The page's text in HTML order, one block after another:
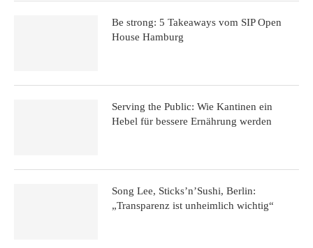
Be strong: 5 Takeaways vom SIP Open
House Hamburg
Serving the Public: Wie Kantinen ein
Hebel für bessere Ernährung werden
Song Lee, Sticks’n’Sushi, Berlin:
„Transparenz ist unheimlich wichtig“